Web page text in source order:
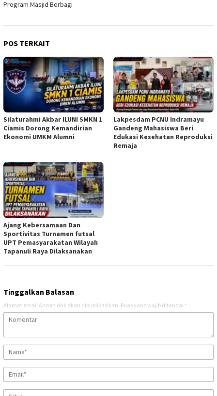
Program Masjid Berbagi
POS TERKAIT
Silaturahmi Akbar ILUNI SMKN 1
Ciamis Dorong Kemandirian
Ekonomi UMKM Alumni
Lakpesdam PCNU Indramayu
Gandeng Mahasiswa Beri
Edukasi Kesehatan Reproduksi
Remaja
Ajang Kebersamaan Dan
Sportivitas Turnamen futsal
UPT Pemasyarakatan Wilayah
Tapanuli Raya Dilaksanakan
Tinggalkan Balasan
Alamat email Anda tidak akan dipublikasikan. Ruas yang wajib ditandai *